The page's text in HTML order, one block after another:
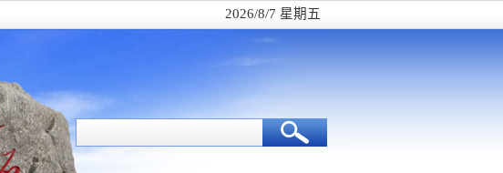
2026/8/7 星期五